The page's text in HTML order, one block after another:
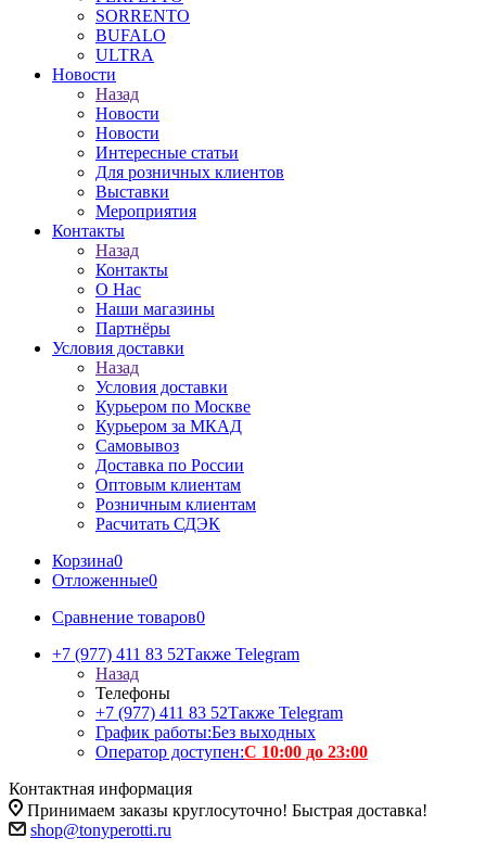
SORRENTO
BUFALO
ULTRA
Новости
Назад
Новости
Новости
Интересные статьи
Для розничных клиентов
Выставки
Мероприятия
Контакты
Назад
Контакты
О Нас
Наши магазины
Партнёры
Условия доставки
Назад
Условия доставки
Курьером по Москве
Курьером за МКАД
Самовывоз
Доставка по России
Оптовым клиентам
Розничным клиентам
Расчитать СДЭК
Корзина0
Отложенные0
Сравнение товаров0
+7 (977) 411 83 52Также Telegram
Назад
Телефоны
+7 (977) 411 83 52Также Telegram
График работы:Без выходных
Оператор доступен:С 10:00 до 23:00
Контактная информация
Принимаем заказы круглосуточно! Быстрая доставка!
shop@tonyperotti.ru